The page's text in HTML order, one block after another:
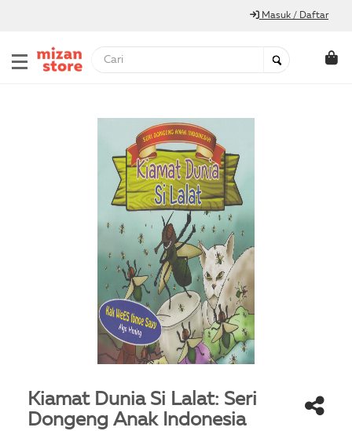
Masuk / Daftar
Kiamat Dunia Si Lalat: Seri
Dongeng Anak Indonesia